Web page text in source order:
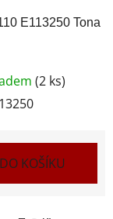
E113250 Tona
(2 ks)
DO KOŠÍKU